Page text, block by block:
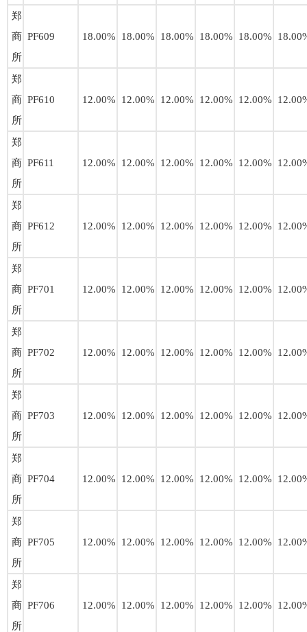
郑
商
所
PF609 18.00% 18.00% 18.00% 18.00% 18.00%
郑
商
所
PF610 12.00% 12.00% 12.00% 12.00% 12.00%
郑
商
所
PF611 12.00% 12.00% 12.00% 12.00% 12.00%
郑
商
所
PF612 12.00% 12.00% 12.00% 12.00% 12.00%
郑
商
所
PF701 12.00% 12.00% 12.00% 12.00% 12.00%
郑
商
所
PF702 12.00% 12.00% 12.00% 12.00% 12.00%
郑
商
所
PF703 12.00% 12.00% 12.00% 12.00% 12.00%
郑
商
所
PF704 12.00% 12.00% 12.00% 12.00% 12.00%
郑
商
所
PF705 12.00% 12.00% 12.00% 12.00% 12.00%
郑
商
所
PF706 12.00% 12.00% 12.00% 12.00% 12.00%